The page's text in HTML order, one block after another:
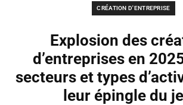
CRÉATION D'ENTREPRISE
Explosion des
d’entreprises en
secteurs et types
leur épingle du